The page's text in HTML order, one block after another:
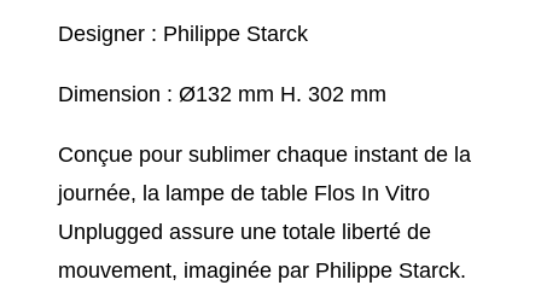
Designer : Philippe Starck
Dimension : Ø132 mm H. 302 mm
Conçue pour sublimer chaque instant de la
journée, la lampe de table Flos In Vitro
Unplugged assure une totale liberté de
mouvement, imaginée par Philippe Starck.